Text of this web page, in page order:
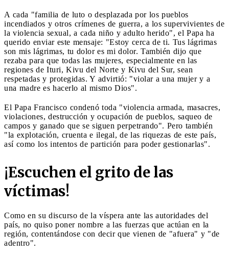
A cada "familia de luto o desplazada por los pueblos
incendiados y otros crímenes de guerra, a los supervivientes de
la violencia sexual, a cada niño y adulto herido", el Papa ha
querido enviar este mensaje: "Estoy cerca de ti. Tus lágrimas
son mis lágrimas, tu dolor es mi dolor. También dijo que
rezaba para que todas las mujeres, especialmente en las
regiones de Ituri, Kivu del Norte y Kivu del Sur, sean
respetadas y protegidas. Y advirtió: "violar a una mujer y a
una madre es hacerlo al mismo Dios".
El Papa Francisco condenó toda "violencia armada, masacres,
violaciones, destrucción y ocupación de pueblos, saqueo de
campos y ganado que se siguen perpetrando". Pero también
"la explotación, cruenta e ilegal, de las riquezas de este país,
así como los intentos de partición para poder gestionarlas".
¡Escuchen el grito de las
víctimas!
Como en su discurso de la víspera ante las autoridades del
país, no quiso poner nombre a las fuerzas que actúan en la
región, contentándose con decir que vienen de "afuera" y "de
adentro".